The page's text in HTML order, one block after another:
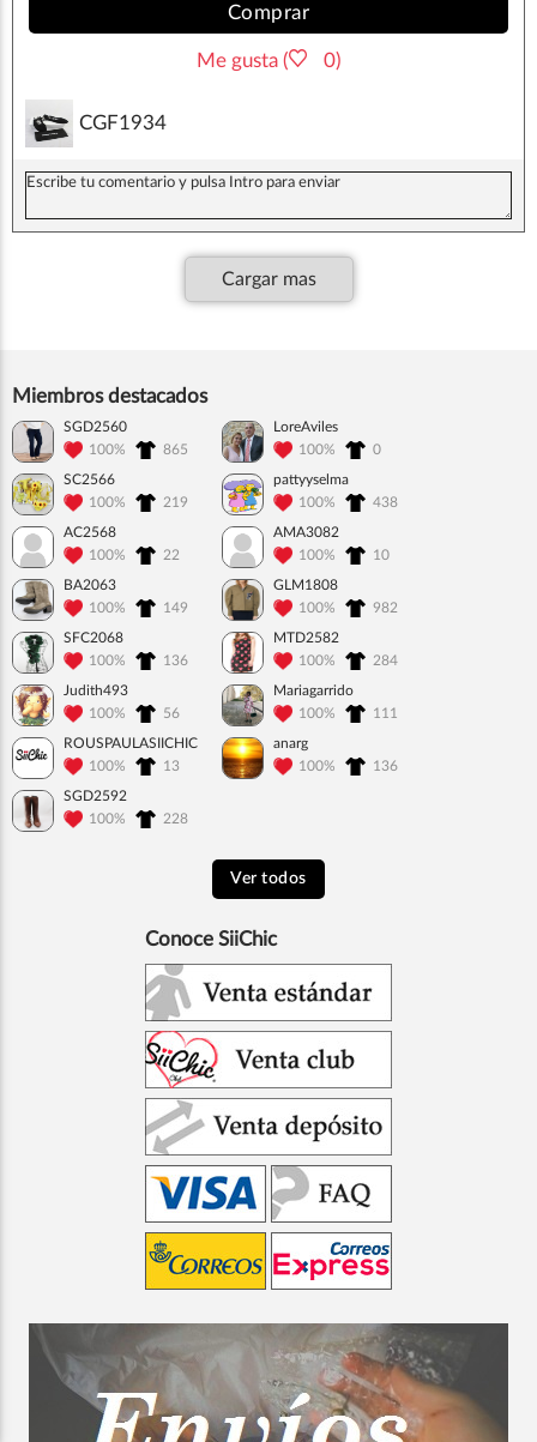
Comprar
Me gusta ( 0)
CGF1934
Cargar mas
Miembros destacados
SGD2560
100%
865
LoreAviles
100%
0
SC2566
100%
219
pattyyselma
100%
438
AC2568
100%
22
AMA3082
100%
10
BA2063
100%
149
GLM1808
100%
982
SFC2068
100%
136
MTD2582
100%
284
Judith493
100%
56
Mariagarrido
100%
111
ROUSPAULASIICHIC
100%
13
anarg
100%
136
SGD2592
100%
228
Ver todos
Conoce SiiChic